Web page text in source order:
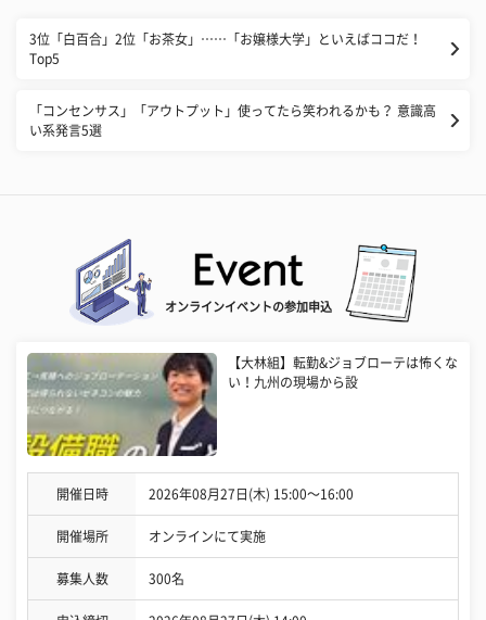
3位「白百合」2位「お茶女」……「お嬢様大学」といえばココだ！
Top5
「コンセンサス」「アウトプット」使ってたら笑われるかも？ 意識高
い系発言5選
オンラインイベントの参加申込
【大林組】転勤&ジョブローテは怖くな
い！九州の現場から設
開催日時 2026年08月27日(木) 15:00〜16:00
開催場所 オンラインにて実施
募集人数 300名